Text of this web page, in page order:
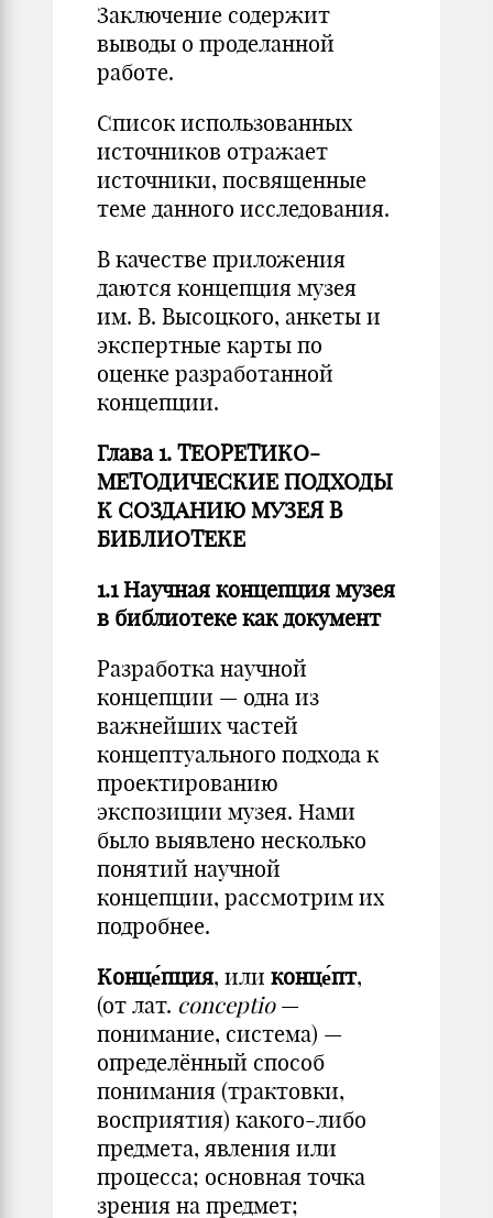
Заключение содержит
выводы о проделанной
работе.
Список использованных
источников отражает
источники, посвященные
теме данного исследования.
В качестве приложения
даются концепция музея
им. В. Высоцкого, анкеты и
экспертные карты по
оценке разработанной
концепции.
Глава 1. ТЕОРЕТИКО-
МЕТОДИЧЕСКИЕ ПОДХОДЫ
К СОЗДАНИЮ МУЗЕЯ В
БИБЛИОТЕКЕ
1.1 Научная концепция музея
в библиотеке как документ
Разработка научной
концепции — одна из
важнейших частей
концептуального подхода к
проектированию
экспозиции музея. Нами
было выявлено несколько
понятий научной
концепции, рассмотрим их
подробнее.
Конце́пция, или конце́пт,
(от лат. conceptio—
понимание, система) —
определённый способ
понимания (трактовки,
восприятия) какого-либо
предмета, явления или
процесса; основная точка
зрения на предмет;